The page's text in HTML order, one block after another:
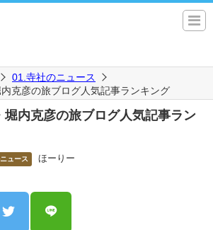
01.寺社のニュース
克彦の旅ブログ人気記事ランキング
堀内克彦の旅ブログ人気記事ラン
ュース ほーりー